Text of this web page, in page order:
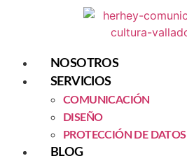
NOSOTROS
SERVICIOS
COMUNICACIÓN
DISEÑO
PROTECCIÓN DE DATOS
BLOG